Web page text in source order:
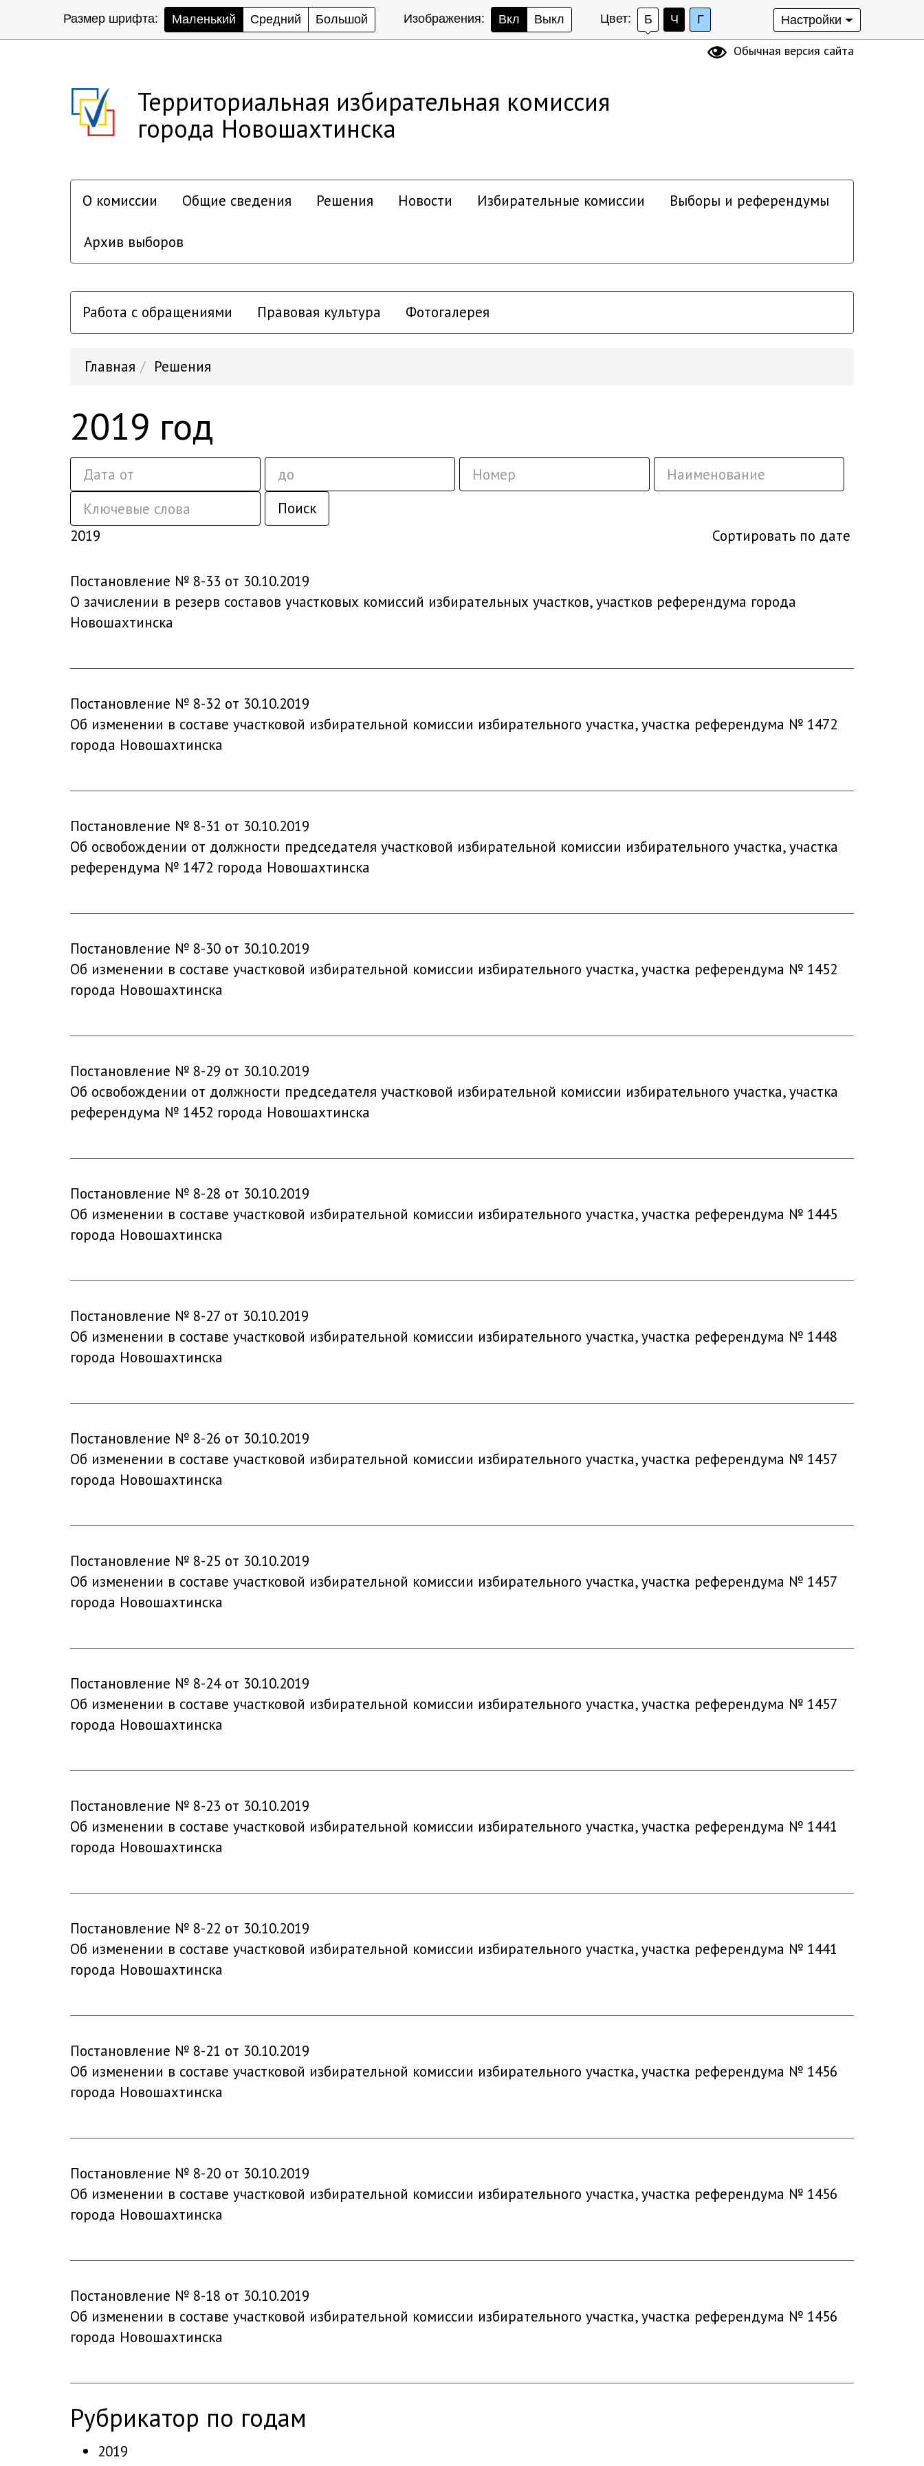
Размер шрифта: Маленький Средний Большой Изображения: Вкл Выкл Цвет: Б Ч Г Настройки
Обычная версия сайта
Территориальная избирательная комиссия
города Новошахтинска
О комиссии Общие сведения Решения Новости Избирательные комиссии Выборы и референдумы
Архив выборов
Работа с обращениями Правовая культура Фотогалерея
Главная Решения
2019 год
Поиск
2019
Сортировать по дате
Постановление № 8-33 от 30.10.2019
О зачислении в резерв составов участковых комиссий избирательных участков, участков референдума города
Новошахтинска
Постановление № 8-32 от 30.10.2019
Об изменении в составе участковой избирательной комиссии избирательного участка, участка референдума № 1472
города Новошахтинска
Постановление № 8-31 от 30.10.2019
Об освобождении от должности председателя участковой избирательной комиссии избирательного участка, участка
референдума № 1472 города Новошахтинска
Постановление № 8-30 от 30.10.2019
Об изменении в составе участковой избирательной комиссии избирательного участка, участка референдума № 1452
города Новошахтинска
Постановление № 8-29 от 30.10.2019
Об освобождении от должности председателя участковой избирательной комиссии избирательного участка, участка
референдума № 1452 города Новошахтинска
Постановление № 8-28 от 30.10.2019
Об изменении в составе участковой избирательной комиссии избирательного участка, участка референдума № 1445
города Новошахтинска
Постановление № 8-27 от 30.10.2019
Об изменении в составе участковой избирательной комиссии избирательного участка, участка референдума № 1448
города Новошахтинска
Постановление № 8-26 от 30.10.2019
Об изменении в составе участковой избирательной комиссии избирательного участка, участка референдума № 1457
города Новошахтинска
Постановление № 8-25 от 30.10.2019
Об изменении в составе участковой избирательной комиссии избирательного участка, участка референдума № 1457
города Новошахтинска
Постановление № 8-24 от 30.10.2019
Об изменении в составе участковой избирательной комиссии избирательного участка, участка референдума № 1457
города Новошахтинска
Постановление № 8-23 от 30.10.2019
Об изменении в составе участковой избирательной комиссии избирательного участка, участка референдума № 1441
города Новошахтинска
Постановление № 8-22 от 30.10.2019
Об изменении в составе участковой избирательной комиссии избирательного участка, участка референдума № 1441
города Новошахтинска
Постановление № 8-21 от 30.10.2019
Об изменении в составе участковой избирательной комиссии избирательного участка, участка референдума № 1456
города Новошахтинска
Постановление № 8-20 от 30.10.2019
Об изменении в составе участковой избирательной комиссии избирательного участка, участка референдума № 1456
города Новошахтинска
Постановление № 8-18 от 30.10.2019
Об изменении в составе участковой избирательной комиссии избирательного участка, участка референдума № 1456
города Новошахтинска
рубрикатор по годам
2019